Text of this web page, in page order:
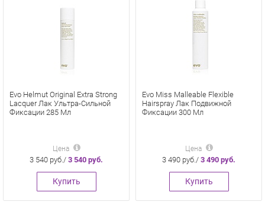
Evo Helmut Original Extra Strong
Lacquer Лак Ультра-Сильной
Фиксации 285 Мл
Цена
3 540 руб./ 3 540 руб.
Купить
Evo Miss Malleable Flexible
Hairspray Лак Подвижной
Фиксации 300 Мл
Цена
3 490 руб./ 3 490 руб.
Купить